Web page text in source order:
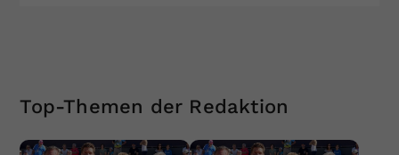
Top-Themen der Redaktion